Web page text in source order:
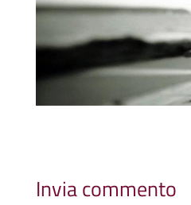
Invia commento